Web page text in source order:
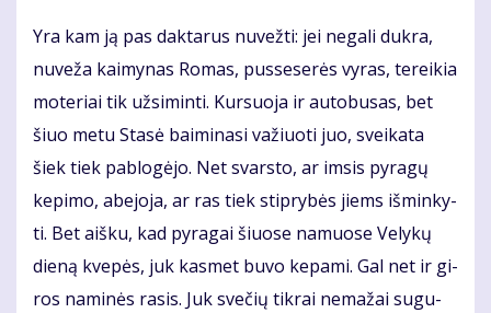
Yra kam ją pas dak­ta­rus nu­vež­ti: jei ne­ga­li duk­ra,
nu­ve­ža kai­my­nas Ro­mas, pus­se­se­rės vy­ras, te­rei­kia
mo­te­riai tik už­si­min­ti. Kur­suo­ja ir au­to­bu­sas, bet
šiuo me­tu Sta­sė bai­mi­na­si va­žiuo­ti juo, svei­ka­ta
šiek tiek pa­blo­gė­jo. Net svars­to, ar im­sis py­ra­gų
ke­pi­mo, abe­jo­ja, ar ras tiek stip­ry­bės jiems iš­min­ky­
ti. Bet aiš­ku, kad py­ra­gai šiuo­se na­muo­se Ve­ly­kų
die­ną kve­pės, juk kas­met bu­vo ke­pa­mi. Gal net ir gi­
ros na­mi­nės ra­sis. Juk sve­čių tik­rai ne­ma­žai su­gu­